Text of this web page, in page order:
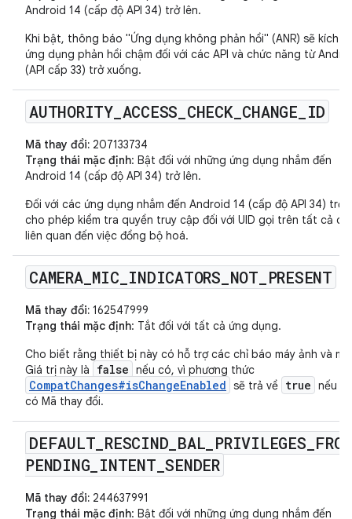
Android 14 (cấp độ API 34) trở lên.
Khi bật, thông báo "Ứng dụng không phản hồi" (ANR) sẽ kích
ứng dụng phản hồi chậm đối với các API và chức năng từ
(API cấp 33) trở xuống.
AUTHORITY_ ACCESS CHECK CHANGE ID
Mã thay đổi: 207133734
Trạng thái mặc định: Bật đối với những ứng dụng nhắm đến
Android 14 (cấp độ API 34) trở lên.
Đối với các ứng dụng nhắm đến Android 14 (cấp độ API 34) trở
cho phép kiểm tra quyền truy cập đối với UID gọi trên tất cả
liên quan đến việc đồng bộ hoá.
CAMERA_ MIC INDICATORS NOT PRESENT
Mã thay đổi: 162547999
Trạng thái mặc định: Tắt đối với tất cả ứng dụng.
Cho biết rằng thiết bị này có hỗ trợ các chỉ báo máy ảnh và
Giá trị này là
false nếu có, vì phương thức
CompatChanges#isChangeEnabled sẽ trả về true nếu
có Mã thay đổi.
DEFAULT RESCIND BAL PRIVILEGES FROM
PENDING INTENT _SENDER
Mã thay đổi: 244637991
Trạng thái mặc định: Bật đối với những ứng dụng nhắm đến